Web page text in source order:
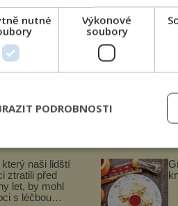
ze dne 25.11.2022.
kandidátů činí dle
listin pouze 2,9 %, je
nemožný.
naprosto stejných
Tedy petiční stánky po
a brigádníků.
který naši lidští
ztratili před
let, by mohl
s léčbou
nutné
Výkonové
soubory
PODROBNOSTI